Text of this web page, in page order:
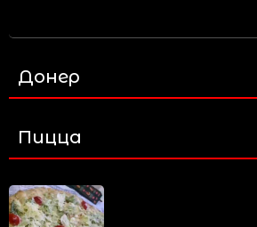
Донер
Пицца